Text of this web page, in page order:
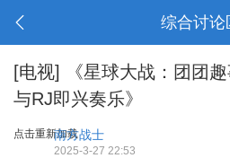
综合讨论
[电视]
《星球大战：团团
与RJ即兴奏乐》
点击重新加载南方战士
2025-3-27 22:53